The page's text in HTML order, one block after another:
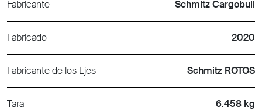
Fabricante Schmitz Cargobull
Fabricado 2020
Fabricante de los Ejes Schmitz ROTOS
Tara 6.458 kg